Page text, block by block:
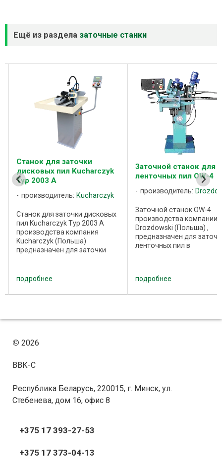
Ещё из раздела заточные станки
Станок для заточки
дисковых пил Kucharczyk
Typ 2003 A
производитель: Kucharczyk
Станок для заточки дисковых
пил Kucharczyk Typ 2003 A
производства компания
Kucharczyk (Польша)
предназначен для заточки
режущих зубьев дисковых пил
задней грани, с ...
подробнее
Заточной станок для
ленточных пил OW-4
производитель:
Заточной станок OW-4
производства компании
Drozdowski (Польша) ,
предназначен для
ленточных пил в
устанавливается
подробнее
© 2026
ВВК-С
Республика Беларусь, 220015, г. Минск, ул.
Стебенева, дом 16, офис 8
+375 17 393-27-53
+375 17 373-04-13